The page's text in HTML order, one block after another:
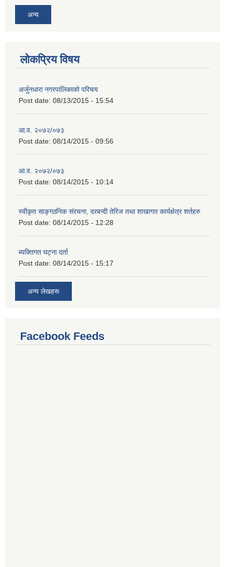
अन्य
लोकप्रिय विषय
अर्जुनधारा नगरपालिकाको परिचय
Post date: 08/13/2015 - 15:54
आ.व. २०७२/०७३
Post date: 08/14/2015 - 09:56
आ.व. २०७२/०७३
Post date: 08/14/2015 - 10:14
स्वीकृत साङ्गठनिक संरचना, दरबन्दी तेरिज तथा शाखागत कार्यक्षेत्र शर्तहरु
Post date: 08/14/2015 - 12:28
ब्यक्तिगत घट्ना दर्ता
Post date: 08/14/2015 - 15:17
अन्य लेखहरू
Facebook Feeds